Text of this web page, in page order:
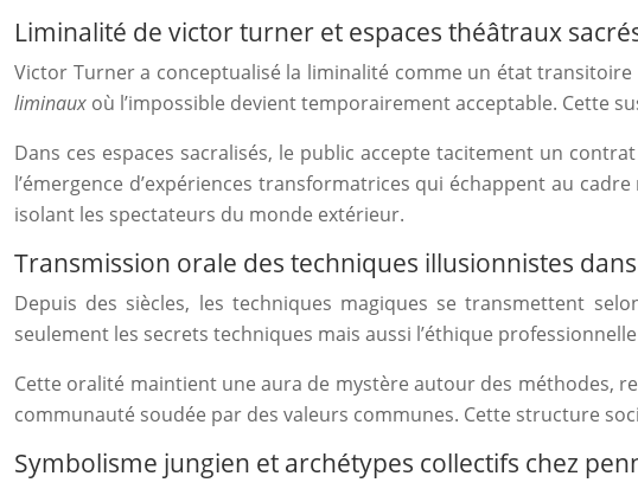
Liminalité de victor turner et espaces théâtraux
Victor Turner a conceptualisé la liminalité comme un état
liminaux où l’impossible devient temporairement acceptable. Cette
Dans ces espaces sacralisés, le public accepte tacitement un
l’émergence d’expériences transformatrices qui échappent au
isolant les spectateurs du monde extérieur.
Transmission orale des techniques illusionnistes
Depuis des siècles, les techniques magiques se transmettent
seulement les secrets techniques mais aussi l’éthique
Cette oralité maintient une aura de mystère autour des méthodes,
communauté soudée par des valeurs communes. Cette structure
Symbolisme jungien et archétypes collectifs chez